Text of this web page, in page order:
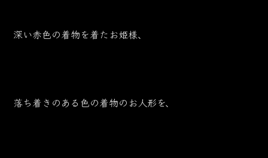
深い赤色の着物を着たお姫様、
落ち着きのある色の着物のお人形を、